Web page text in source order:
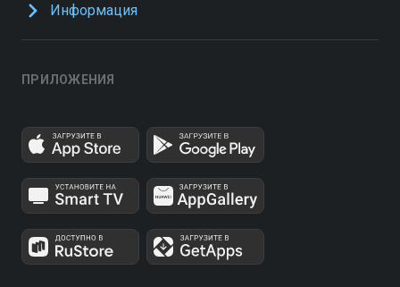
Информация
ПРИЛОЖЕНИЯ